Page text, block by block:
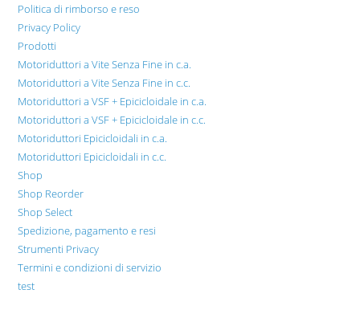
Politica di rimborso e reso
Privacy Policy
Prodotti
Motoriduttori a Vite Senza Fine in c.a.
Motoriduttori a Vite Senza Fine in c.c.
Motoriduttori a VSF + Epicicloidale in c.a.
Motoriduttori a VSF + Epicicloidale in c.c.
Motoriduttori Epicicloidali in c.a.
Motoriduttori Epicicloidali in c.c.
Shop
Shop Reorder
Shop Select
Spedizione, pagamento e resi
Strumenti Privacy
Termini e condizioni di servizio
test